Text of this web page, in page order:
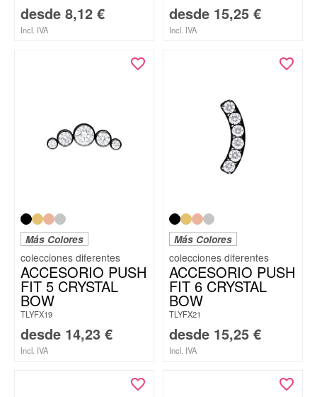
desde 8,12 €
Incl. IVA
desde 15,25 €
Incl. IVA
Más Colores
ACCESORIO PUSH
FIT 5 CRYSTAL
BOW
TLYFX19
desde 14,23 €
Incl. IVA
Más Colores
ACCESORIO PUSH
FIT 6 CRYSTAL
BOW
TLYFX21
desde 15,25 €
Incl. IVA